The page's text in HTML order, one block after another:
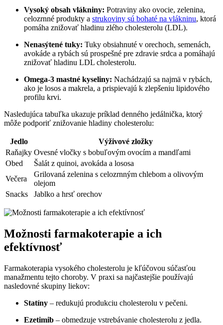
Vysoký obsah vlákniny: Potraviny ako ovocie, zelenina,
celozrnné produkty a strukoviny sú bohaté na vlákninu, ktorá
pomáha znižovať hladinu zlého cholesterolu (LDL).
Nenasýtené tuky: Tuky obsiahnuté v orechoch, semenách,
avokáde a rybách sú prospešné pre zdravie srdca a pomáhajú
znižovať hladinu LDL cholesterolu.
Omega-3 mastné kyseliny: Nachádzajú sa najmä v rybách,
ako je losos a makrela, a prispievajú k zlepšeniu lipidového
profilu krvi.
Nasledujúca tabuľka ukazuje príklad denného jedálnička, ktorý
môže podporiť znižovanie hladiny cholesterolu:
Jedlo
Výživové zložky
Raňajky Ovesné vločky s bobuľovým ovocím a mandľami
Obed
Šalát z quinoi, avokáda a lososa
Večera
Grilovaná zelenina s celozrnným chlebom a olivovým
olejom
Snacks
Jablko a hrsť orechov
Možnosti farmakoterapie a ich
efektívnosť
Farmakoterapia vysokého cholesterolu je kľúčovou súčasťou
manažmentu tejto choroby. V praxi sa najčastejšie používajú
nasledovné skupiny liekov:
Statíny – redukujú produkciu cholesterolu v pečeni.
Ezetimib – obmedzuje vstrebávanie cholesterolu z jedla.